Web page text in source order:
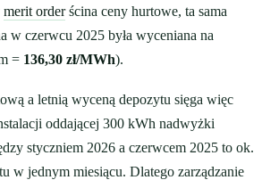
merit orderścina ceny hurtowe, ta sama
w czerwcu 2025 była wyceniana na
= 136,30 zł/MWh).
a letnią wyceną depozytu sięga więc
oddającej 300 kWh nadwyżki
styczniem 2026 a czerwcem 2025 to ok.
w jednym miesiącu. Dlatego zarządzanie